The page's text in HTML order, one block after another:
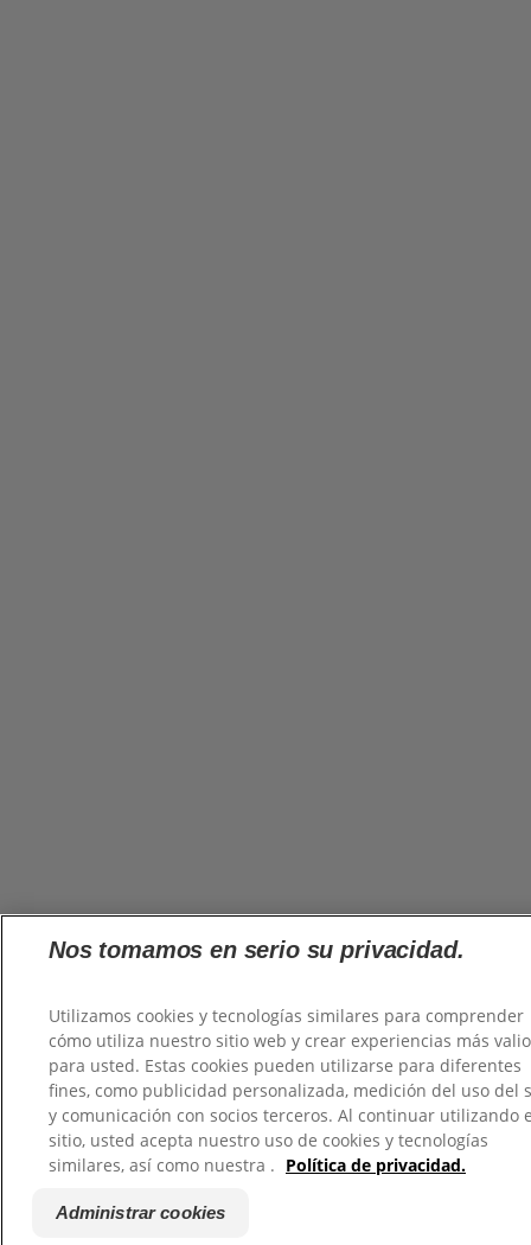
Nos tomamos en serio su privacidad.
Utilizamos cookies y tecnologías similares para comprender
cómo utiliza nuestro sitio web y crear experiencias más
para usted. Estas cookies pueden utilizarse para diferentes
fines, como publicidad personalizada, medición del uso del
y comunicación con socios terceros. Al continuar utilizando
sitio, usted acepta nuestro uso de cookies y tecnologías
similares, así como nuestra . Política de privacidad.
Administrar cookies